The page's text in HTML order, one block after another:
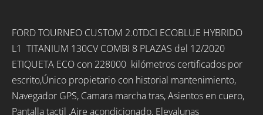
FORD TOURNEO CUSTOM 2.0TDCI ECOBLUE HYBRIDO
L1 TITANIUM 130CV COMBI 8 PLAZAS del 12/2020
ETIQUETA ECO con 228000 kilómetros certificados por
escrito,Único propietario con historial mantenimiento,
Navegador GPS, Camara marcha tras, Asientos en cuero,
Pantalla tactil ,Aire acondicionado, Elevalunas